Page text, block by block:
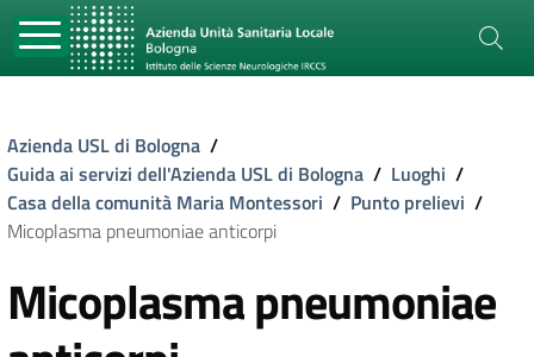
Azienda USL di Bologna /
Guida ai servizi dell'Azienda USL di Bologna / Luoghi /
Casa della comunità Maria Montessori / Punto prelievi /
Micoplasma pneumoniae anticorpi
Micoplasma pneumoniae